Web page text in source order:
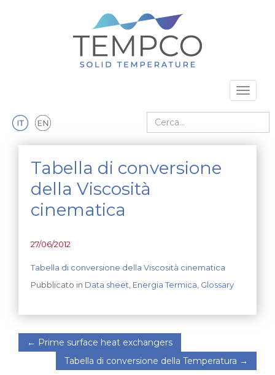
Toggle
Cerca nel sito
Tabella di conversione
della Viscosità
cinematica
27/06/2012
Tabella di conversione della Viscosità cinematica
Pubblicato in Data sheet Energia Termica Glossary
← Prime surface heat exchangers
Tabella di conversione della Temperatura →